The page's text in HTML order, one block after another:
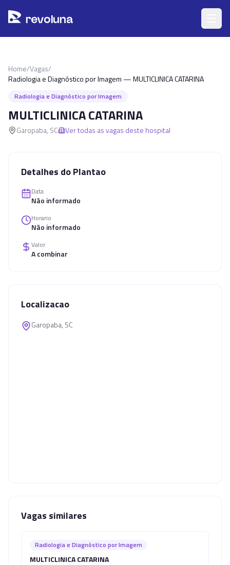
revoluna
Home/Vagas/
Radiologia e Diagnóstico por Imagem — MULTICLINICA CATARINA
Radiologia e Diagnóstico por Imagem
MULTICLINICA CATARINA
Garopaba, SC Ver todas as vagas deste hospital
Detalhes do Plantao
Data
Não informado
Horario
Não informado
Valor
A combinar
Localizacao
Garopaba, SC
Vagas similares
Radiologia e Diagnóstico por Imagem
MULTICLINICA CATARINA